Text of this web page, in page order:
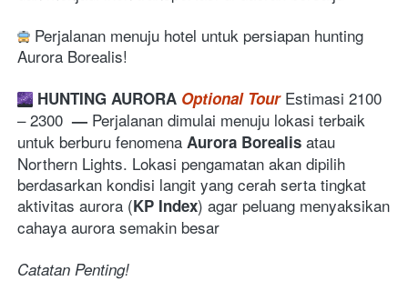
Perjalanan menuju hotel untuk persiapan hunting
Aurora Borealis!
HUNTING AURORA Optional Tour Estimasi 2100
– 2300 — Perjalanan dimulai menuju lokasi terbaik
untuk berburu fenomena Aurora Borealis atau
Northern Lights. Lokasi pengamatan akan dipilih
berdasarkan kondisi langit yang cerah serta tingkat
aktivitas aurora (KP Index) agar peluang menyaksikan
cahaya aurora semakin besar
Catatan Penting!